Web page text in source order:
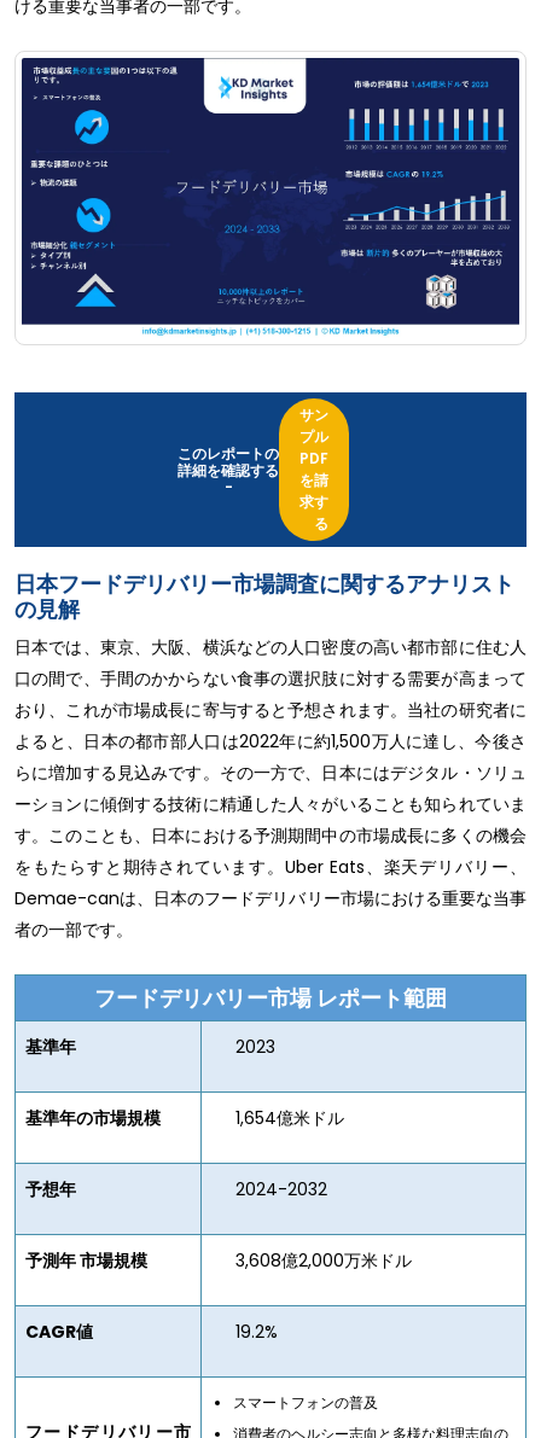
ける重要な当事者の一部です。
このレポートの
詳細を確認する
-
サン
プル
PDF
を請
求す
る
日本フードデリバリー市場調査に関するアナリスト
の見解
日本では、東京、大阪、横浜などの人口密度の高い都市部に住む人
口の間で、手間のかからない食事の選択肢に対する需要が高まって
おり、これが市場成長に寄与すると予想されます。当社の研究者に
よると、日本の都市部人口は2022年に約1,500万人に達し、今後さ
らに増加する見込みです。その一方で、日本にはデジタル・ソリュ
ーションに傾倒する技術に精通した人々がいることも知られていま
す。このことも、日本における予測期間中の市場成長に多くの機会
をもたらすと期待されています。Uber Eats、楽天デリバリー、
Demae-canは、日本のフードデリバリー市場における重要な当事
者の一部です。
フードデリバリー市場 レポート範囲
基準年 2023
基準年の市場規模 1,654億米ドル
予想年 2024-2032
予測年 市場規模 3,608億2,000万米ドル
CAGR値 19.2%
フードデリバリー市
スマートフォンの普及
消費者のヘルシー志向と多様な料理志向の